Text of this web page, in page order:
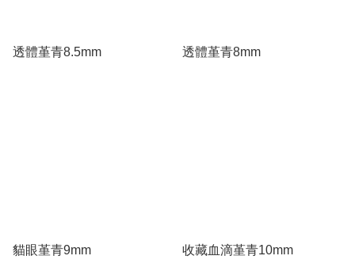
透體堇青8.5mm 透體堇青8mm
貓眼堇青9mm 收藏血滴堇青10mm